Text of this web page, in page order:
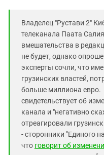
Владелец "Рустави 2"
телеканала Паата
вмешательства в
не будет, однако
эксперты сочли, что
грузинских властей,
больше миллиона евро.
свидетельствует об
канала и "негативно
отреагировали
- сторонники "Единого
что говорит об